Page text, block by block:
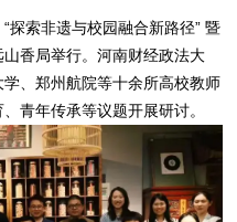
探索非遗与校园融合新路径” 暨
香局举行。河南财经政法大
、郑州航院等十余所高校教师
青年传承等议题开展研讨。